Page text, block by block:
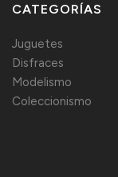
CATEGORÍAS
Juguetes
Disfraces
Modelismo
Coleccionismo